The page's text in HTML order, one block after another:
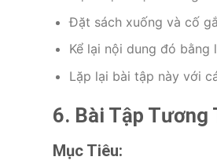
Đặt sách xuống và cố
Kể lại nội dung đó bằng
Lặp lại bài tập này với
6. Bài Tập Tương
Mục Tiêu: